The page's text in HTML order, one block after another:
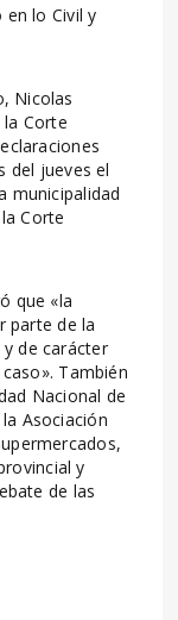
lo Civil y
Nicolas
Corte
del jueves el
municipalidad
Corte
que «la
parte de la
de carácter
También
Nacional de
Asociación
y
de las